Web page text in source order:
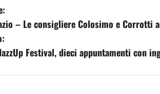
– Le consigliere Colosimo e Corrotti
Festival, dieci appuntamenti con